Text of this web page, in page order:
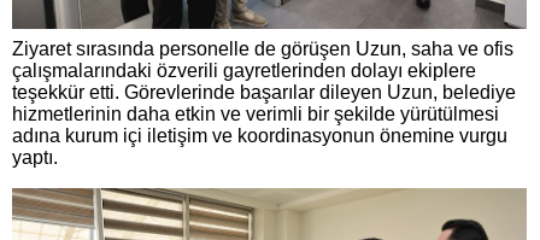
Ziyaret sırasında personelle de görüşen Uzun, saha ve ofis
çalışmalarındaki özverili gayretlerinden dolayı ekiplere
teşekkür etti. Görevlerinde başarılar dileyen Uzun, belediye
hizmetlerinin daha etkin ve verimli bir şekilde yürütülmesi
adına kurum içi iletişim ve koordinasyonun önemine vurgu
yaptı.